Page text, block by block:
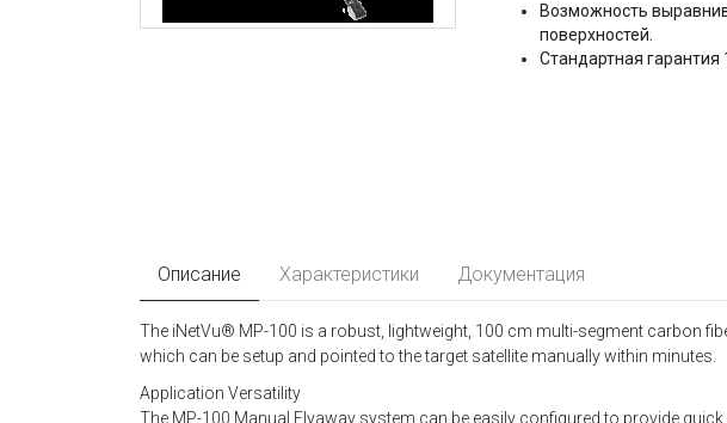
Возможность
поверхностей.
Стандартная гарантия
Описание Характеристики Документация
The iNetVu® MP-100 is a robust, lightweight, 100 cm multi-segment carbon
which can be setup and pointed to the target satellite manually within minutes.
Application Versatility
The MP-100 Manual Flyaway system can be easily configured to provide